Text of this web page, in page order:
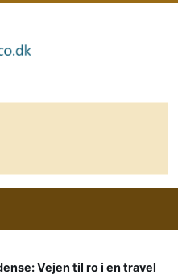
Vejen til ro i en travel